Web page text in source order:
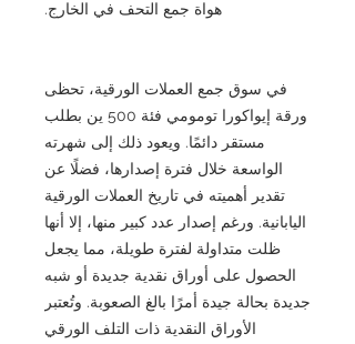
هواة جمع التحف في الخارج.
في سوق جمع العملات الورقية، تحظى
ورقة إيواكورا تومومي فئة 500 ين بطلب
مستقر دائمًا. ويعود ذلك إلى شهرته
الواسعة خلال فترة إصدارها، فضلًا عن
تقدير أهميته في تاريخ العملات الورقية
اليابانية. ورغم إصدار عدد كبير منها، إلا أنها
ظلت متداولة لفترة طويلة، مما يجعل
الحصول على أوراق نقدية جديدة أو شبه
جديدة بحالة جيدة أمرًا بالغ الصعوبة. وتُعتبر
الأوراق النقدية ذات التلف الورقي